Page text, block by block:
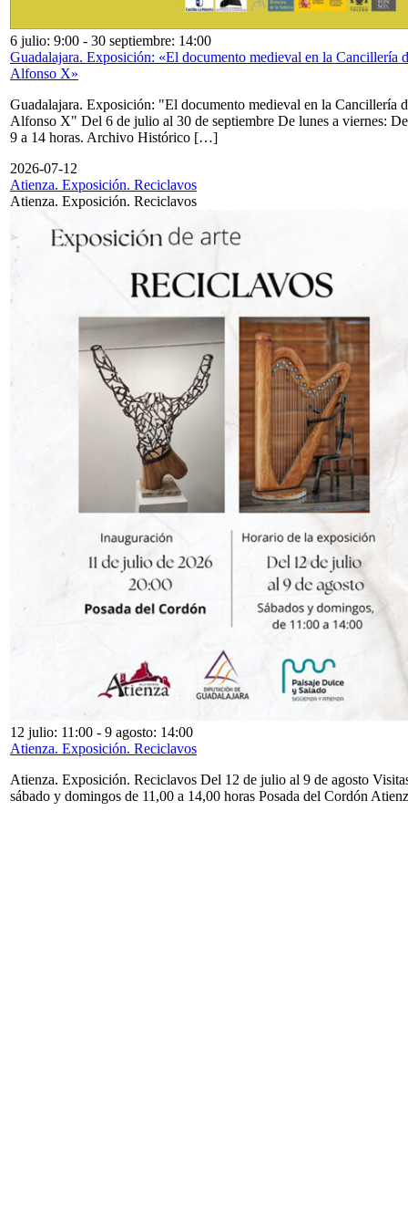
6 julio: 9:00 - 30 septiembre: 14:00
Guadalajara. Exposición: «El documento medieval en la Cancillería
Alfonso X»
Guadalajara. Exposición: "El documento medieval en la Cancillería
Alfonso X" Del 6 de julio al 30 de septiembre De lunes a viernes: De
9 a 14 horas. Archivo Histórico […]
2026-07-12
Atienza. Exposición. Reciclavos
Atienza. Exposición. Reciclavos
12 julio: 11:00 - 9 agosto: 14:00
Atienza. Exposición. Reciclavos
Atienza. Exposición. Reciclavos Del 12 de julio al 9 de agosto
sábado y domingos de 11,00 a 14,00 horas Posada del Cordón